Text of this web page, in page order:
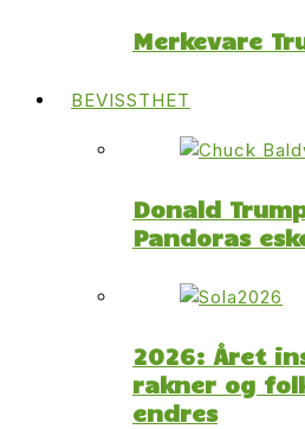
Merkevare
BEVISSTHET
Donald
Pandoras
2026: Året
rakner og
endres